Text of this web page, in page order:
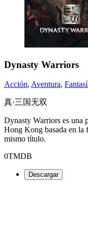
Dynasty Warriors
Acción, Aventura,
真·三国无双
Dynasty Warriors es una
Hong Kong basada en la
mismo título.
0TMDB
Descargar